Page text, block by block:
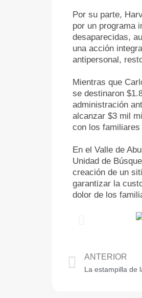
Por su parte,
por un programa
desaparecidas,
una acción
antipersonal,
Mientras que
se destinaron
administración
alcanzar $3 mil
con los
En el Valle de
Unidad de
creación de un
garantizar la
dolor de los
ANTERIOR
La estampilla de